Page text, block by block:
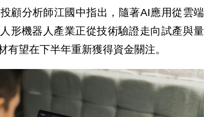
顧分析師江國中指出，隨著AI應用從雲端
形機器人產業正從技術驗證走向試產與量
有望在下半年重新獲得資金關注。